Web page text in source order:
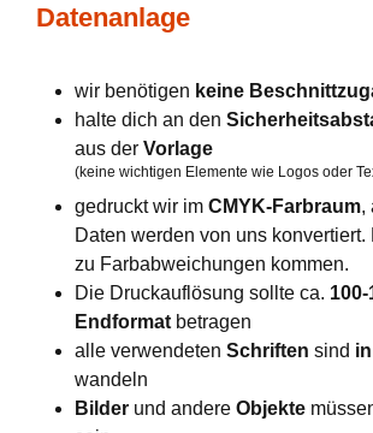
Datenanlage
wir benötigen keine
halte dich an den
aus der Vorlage
(keine wichtigen Elemente wie Logos oder
gedruckt wir im CMYK-Farbraum,
Daten werden von uns
zu Farbabweichungen kommen.
Die Druckauflösung sollte ca.
Endformat betragen
alle verwendeten Schriften sind
wandeln
Bilder und andere Objekte